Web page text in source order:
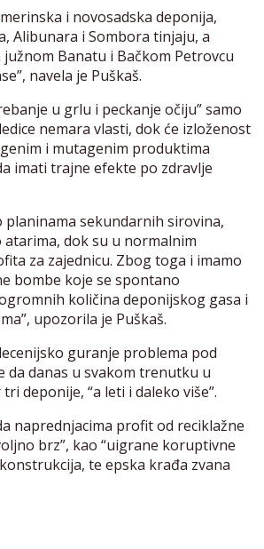
i novosadska deponija,
Alibunara i Sombora tinjaju, a
Banatu i Bačkom Petrovcu
navela je Puškaš.
u grlu i peckanje očiju” samo
nemara vlasti, dok će izloženost
i mutagenim produktima
imati trajne efekte po zdravlje
planinama sekundarnih sirovina,
dok su u normalnim
za zajednicu. Zbog toga i imamo
bombe koje se spontano
količina deponijskog gasa i
upozorila je Puškaš.
guranje problema pod
danas u svakom trenutku u
deponije, “a leti i daleko više”.
naprednjacima profit od reciklažne
brz”, kao “uigrane koruptivne
te epska krađa zvana